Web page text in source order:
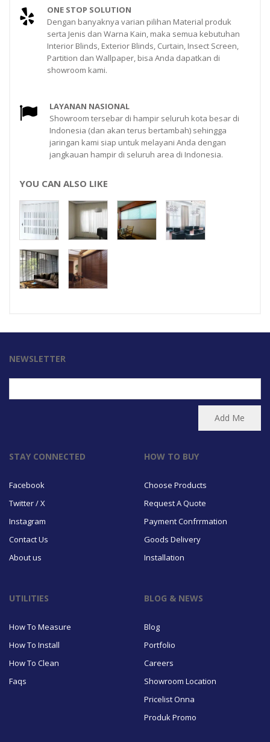
ONE STOP SOLUTION
Dengan banyaknya varian pilihan Material produk
serta Jenis dan Warna Kain, maka semua kebutuhan
Interior Blinds, Exterior Blinds, Curtain, Insect Screen,
Partition dan Wallpaper, bisa Anda dapatkan di
showroom kami.
LAYANAN NASIONAL
Showroom tersebar di hampir seluruh kota besar di
Indonesia (dan akan terus bertambah) sehingga
jaringan kami siap untuk melayani Anda dengan
jangkauan hampir di seluruh area di Indonesia.
YOU CAN ALSO LIKE
NEWSLETTER
STAY CONNECTED
Facebook
Twitter / X
Instagram
Contact Us
About us
HOW TO BUY
Choose Products
Request A Quote
Payment Confrrmation
Goods Delivery
Installation
UTILITIES
How To Measure
How To Install
How To Clean
Faqs
BLOG & NEWS
Blog
Portfolio
Careers
Showroom Location
Pricelist Onna
Produk Promo